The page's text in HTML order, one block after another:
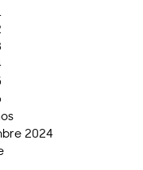
2024